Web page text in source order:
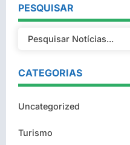
PESQUISAR
CATEGORIAS
Uncategorized
Turismo